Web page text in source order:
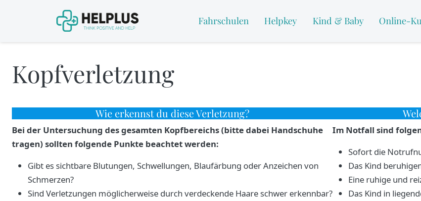
Fahrschulen Helpkey Kind & Baby Online-
Kopfverletzung
Wie erkennst du diese Verletzung?
Bei der Untersuchung des gesamten Kopfbereichs (bitte dabei Handschuhe
tragen) sollten folgende Punkte beachtet werden:
Gibt es sichtbare Blutungen, Schwellungen, Blaufärbung oder Anzeichen von
Schmerzen?
Sind Verletzungen möglicherweise durch verdeckende Haare schwer erkennbar?
Im Notfall sind
Sofort die
Das Kind
Eine ruhige und
Das Kind in